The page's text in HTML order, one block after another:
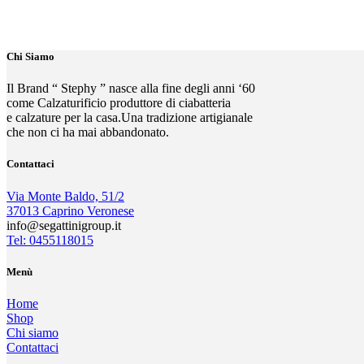
Chi Siamo
Il Brand “ Stephy ” nasce alla fine degli anni ‘60
come Calzaturificio produttore di ciabatteria
e calzature per la casa.Una tradizione artigianale
che non ci ha mai abbandonato.
Contattaci
Via Monte Baldo, 51/2
37013 Caprino Veronese
info@segattinigroup.it
Tel: 0455118015
Menù
Home
Shop
Chi siamo
Contattaci